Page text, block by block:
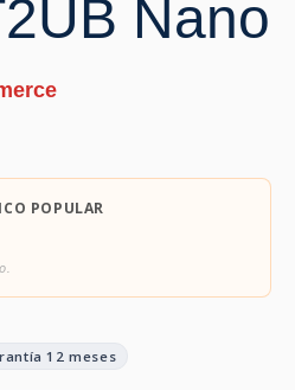
Nano
POPULAR
12 meses